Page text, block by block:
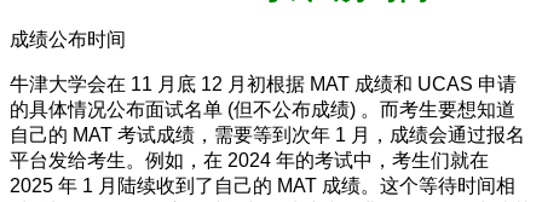
成绩公布时间
牛津大学会在 11 月底 12 月初根据 MAT 成绩和 UCAS 申请
的具体情况公布面试名单 (但不公布成绩) 。而考生要想知道
自己的 MAT 考试成绩，需要等到次年 1 月，成绩会通过报名
平台发给考生。例如，在 2024 年的考试中，考生们就在
2025 年 1 月陆续收到了自己的 MAT 成绩。这个等待时间相